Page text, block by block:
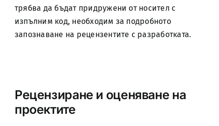
трябва да бъдат придружени от носител с
изпълним код, необходим за подробното
запознаване на рецензентите с разработката.
Рецензиране и оценяване на
проектите